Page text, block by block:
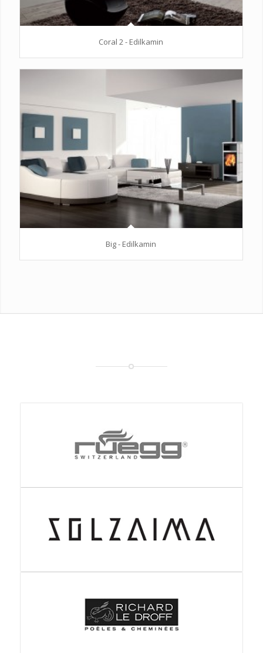
Coral 2 - Edilkamin
Big - Edilkamin